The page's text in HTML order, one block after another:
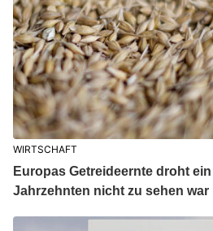
WIRTSCHAFT
Europas Getreideernte droht
Jahrzehnten nicht zu sehen war